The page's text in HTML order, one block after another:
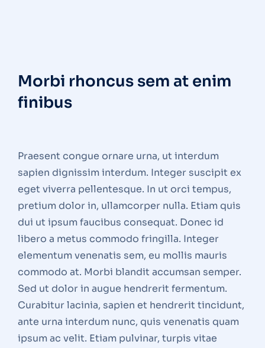
Morbi rhoncus sem at enim
finibus
Praesent congue ornare urna, ut interdum
sapien dignissim interdum. Integer suscipit ex
eget viverra pellentesque. In ut orci tempus,
pretium dolor in, ullamcorper nulla. Etiam quis
dui ut ipsum faucibus consequat. Donec id
libero a metus commodo fringilla. Integer
elementum venenatis sem, eu mollis mauris
commodo at. Morbi blandit accumsan semper.
Sed ut dolor in augue hendrerit fermentum.
Curabitur lacinia, sapien et hendrerit tincidunt,
ante urna interdum nunc, quis venenatis quam
ipsum ac velit. Etiam pulvinar, turpis vitae